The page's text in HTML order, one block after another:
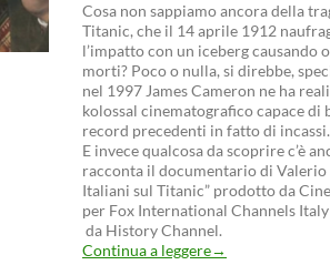
Cosa non sappiamo ancora della
Titanic, che il 14 aprile 1912
l’impatto con un iceberg causando
morti? Poco o nulla, si direbbe,
nel 1997 James Cameron ne ha
kolossal cinematografico capace di
record precedenti in fatto di incassi.
E invece qualcosa da scoprire c’è
racconta il documentario di Valerio
Italiani sul Titanic” prodotto da
per Fox International Channels
da History Channel.
Continua a leggere→